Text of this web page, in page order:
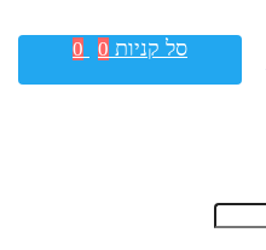
סל קניות 0
0